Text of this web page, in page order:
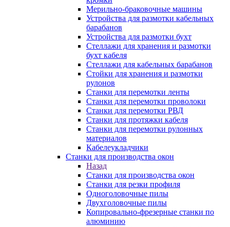
Мерильно-браковочные машины
Устройства для размотки кабельных
барабанов
Устройства для размотки бухт
Стеллажи для хранения и размотки
бухт кабеля
Стеллажи для кабельных барабанов
Стойки для хранения и размотки
рулонов
Станки для перемотки ленты
Станки для перемотки проволоки
Станки для перемотки РВД
Станки для протяжки кабеля
Станки для перемотки рулонных
материалов
Кабелеукладчики
Станки для производства окон
Назад
Станки для производства окон
Станки для резки профиля
Одноголовочные пилы
Двухголовочные пилы
Копировально-фрезерные станки по
алюминию